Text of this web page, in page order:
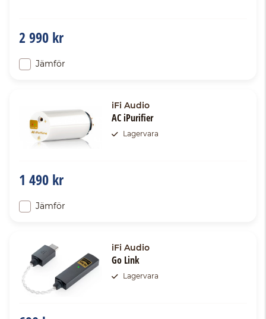
2 990 kr
Jämför
iFi Audio
AC iPurifier
Lagervara
1 490 kr
Jämför
iFi Audio
Go Link
Lagervara